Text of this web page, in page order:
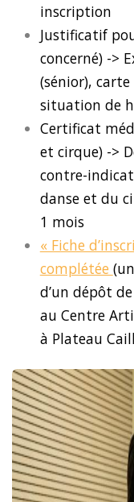
inscription
Justificatif
concerné) ->
(sénior),
situation de
Certificat
et cirque) ->
contre-
danse et du
1 mois
« Fiche
complétée
d’un dépôt
au Centre
à Plateau